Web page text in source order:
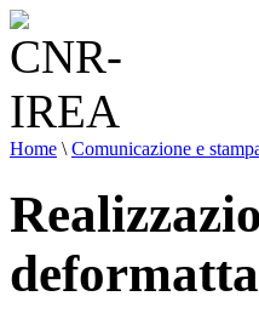
Home \ Comunicazione e